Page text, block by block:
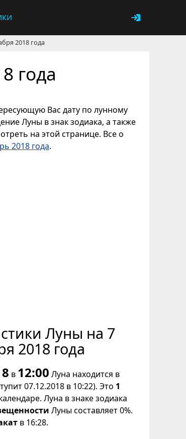
2018 года
года
Вас дату по лунному
Луны в знак зодиака, а также
на этой странице. Все о
2018 года.
Луны на 7
2018 года
в 12:00 Луна находится в
07.12.2018 в 10:22). Это 1
Луна в знаке зодиака
Луны составляет 0%.
в 16:28.